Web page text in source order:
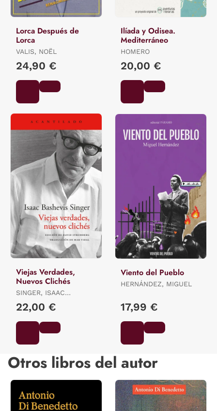
Lorca Después de
Lorca
VALIS, NOËL
24,90 €
Ilíada y Odisea.
Mediterráneo
HOMERO
20,00 €
Viejas Verdades,
Nuevos Clichés
SINGER, ISAAC
22,00 €
Viento del Pueblo
HERNÁNDEZ, MIGUEL
17,99 €
Otros libros del autor